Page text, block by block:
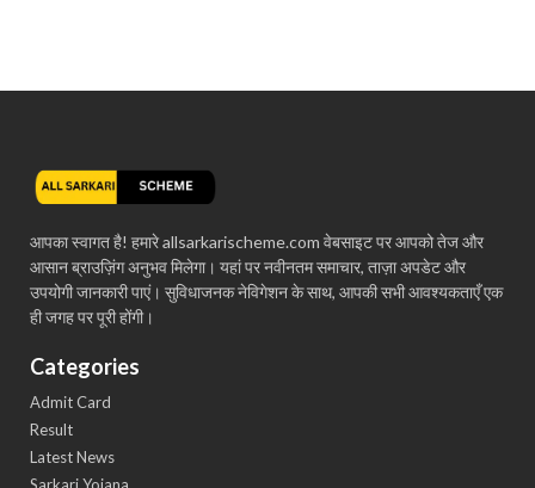
आपका स्वागत है! हमारे allsarkarischeme.com वेबसाइट पर आपको तेज और
आसान ब्राउज़िंग अनुभव मिलेगा। यहां पर नवीनतम समाचार, ताज़ा अपडेट और
उपयोगी जानकारी पाएं। सुविधाजनक नेविगेशन के साथ, आपकी सभी आवश्यकताएँ एक
ही जगह पर पूरी होंगी।
Categories
Admit Card
Result
Latest News